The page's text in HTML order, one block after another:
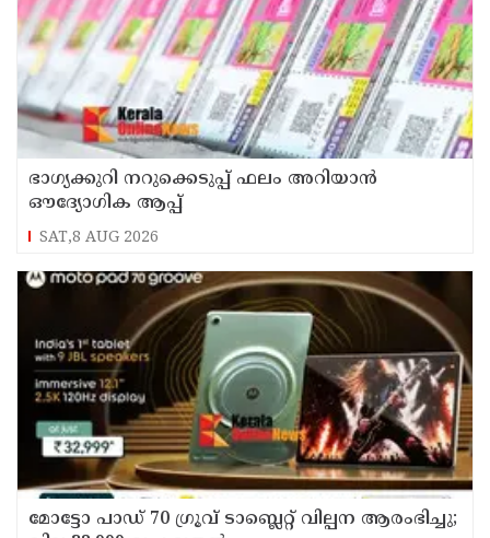
ഭാഗ്യക്കുറി നറുക്കെടുപ്പ് ഫലം അറിയാൻ
ഔദ്യോഗിക ആപ്പ്
SAT,8 AUG 2026
മോട്ടോ പാഡ് 70 ഗ്രൂവ് ടാബ്ലെറ്റ് വില്പന ആരംഭിച്ചു;